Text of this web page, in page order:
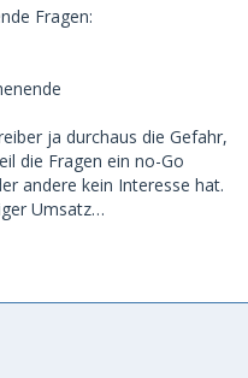
Fragen:
ja durchaus die Gefahr,
die Fragen ein no-Go
andere kein Interesse hat.
Umsatz…